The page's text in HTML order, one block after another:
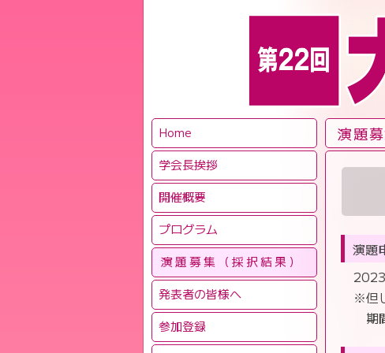
Home
学会長挨拶
開催概要
プログラム
演題募集（採択結果）
発表者の皆様へ
参加登録
演題
演題
※但
期